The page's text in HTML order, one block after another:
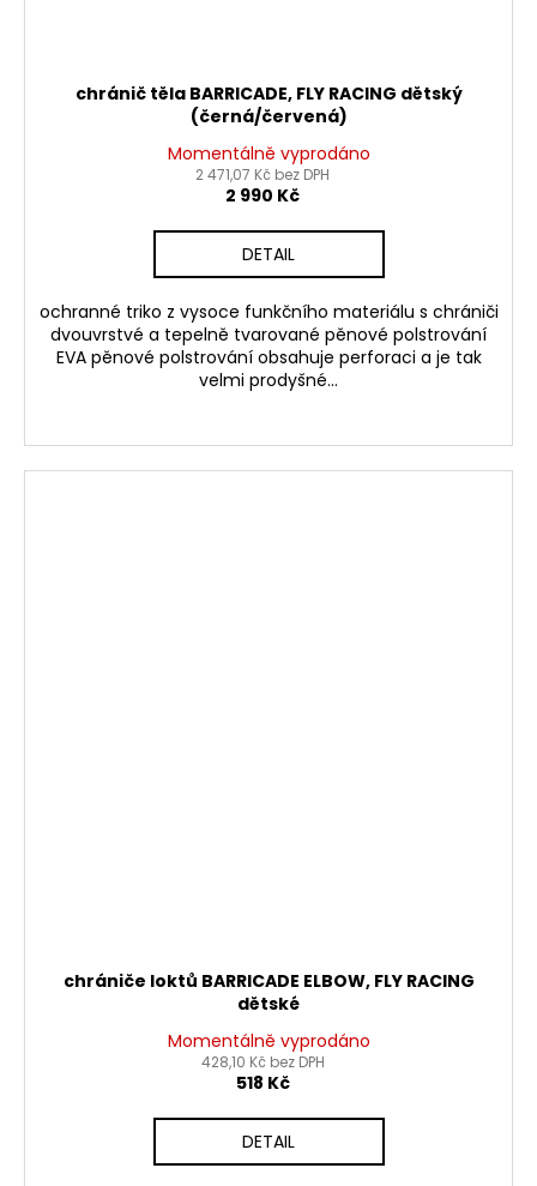
chránič těla BARRICADE, FLY RACING dětský
(černá/červená)
Momentálně vyprodáno
2 471,07 Kč bez DPH
2 990 Kč
DETAIL
ochranné triko z vysoce funkčního materiálu s chrániči
dvouvrstvé a tepelně tvarované pěnové polstrování
EVA pěnové polstrování obsahuje perforaci a je tak
velmi prodyšné...
chrániče loktů BARRICADE ELBOW, FLY RACING
dětské
Momentálně vyprodáno
428,10 Kč bez DPH
518 Kč
DETAIL